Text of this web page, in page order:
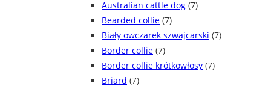
Australian cattle dog (7)
Bearded collie (7)
Biały owczarek szwajcarski (7)
Border collie (7)
Border collie krótkowłosy (7)
Briard (7)